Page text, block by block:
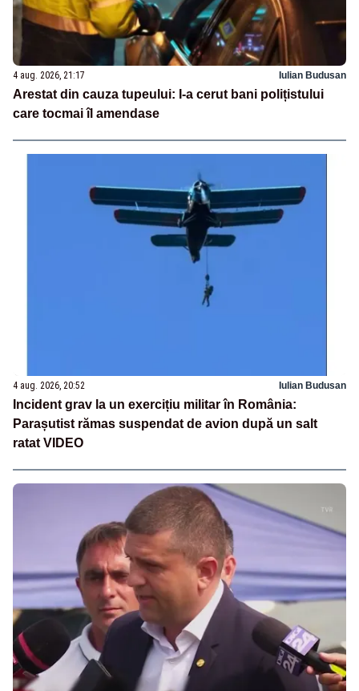
4 aug. 2026, 21:17 Iulian Budusan
Arestat din cauza tupeului: I-a cerut bani polițistului
care tocmai îl amendase
4 aug. 2026, 20:52 Iulian Budusan
Incident grav la un exercițiu militar în România:
Parașutist rămas suspendat de avion după un salt
ratat VIDEO